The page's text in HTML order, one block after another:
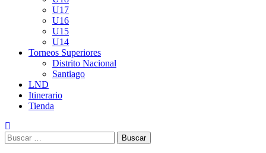
U17
U16
U15
U14
Torneos Superiores
Distrito Nacional
Santiago
LND
Itinerario
Tienda
Buscar: